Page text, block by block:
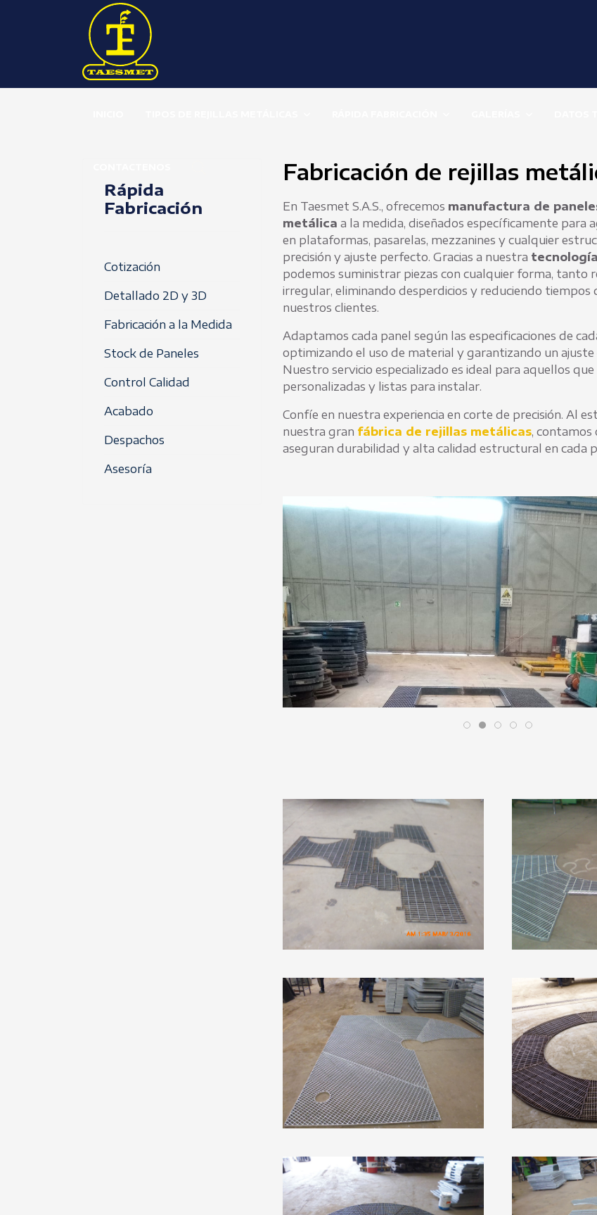
Rápida
Fabricación
Cotización
Detallado 2D y 3D
Fabricación a la Medida
Stock de Paneles
Control Calidad
Acabado
Despachos
Asesoría
Fabricación de rejillas
En Taesmet S.A.S., ofrecemos manufactura de
metálica a la medida, diseñados específicamente para
en plataformas, pasarelas, mezzanines y cualquier
precisión y ajuste perfecto. Gracias a nuestra
podemos suministrar piezas con cualquier forma, tanto
irregular, eliminando desperdicios y reduciendo tiempos
nuestros clientes.
Adaptamos cada panel según las especificaciones de
optimizando el uso de material y garantizando un ajuste
Nuestro servicio especializado es ideal para aquellos que
personalizadas y listas para instalar.
Confíe en nuestra experiencia en corte de precisión. Al
nuestra gran fábrica de rejillas metálicas, contamos
aseguran durabilidad y alta calidad estructural en cada
WhatsApp Image
WhatsApp Image
fabricacion-a-
fabricacion-a-